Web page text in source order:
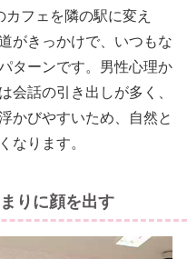
カフェを隣の駅に変え
がきっかけで、いつもな
ターンです。男性心理か
会話の引き出しが多く、
かびやすいため、自然と
なります。
りに顔を出す